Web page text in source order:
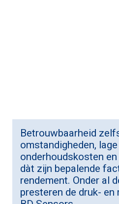
Betrouwbaarheid
omstandigheden, lage
onderhoudskosten
dàt zijn bepalende
rendement. Onder al
presteren de druk- en